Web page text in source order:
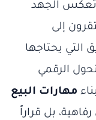
تعكس الجهد
إلى
التي يحتاجها
الرقمي
مهارات البيع
بل قراراً